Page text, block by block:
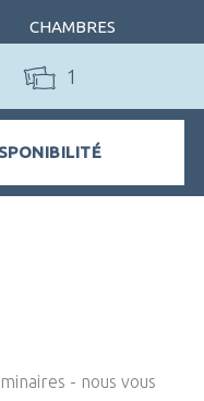
CHAMBRES
TABLE
- nous vous